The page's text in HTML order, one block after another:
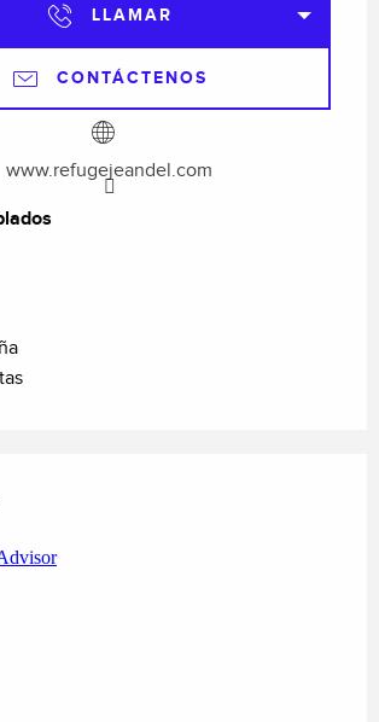
LLAMAR
CONTÁCTENOS
www.refugejeandel.com